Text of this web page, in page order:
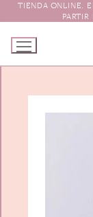
al
contenido
TIENDA ONLINE.